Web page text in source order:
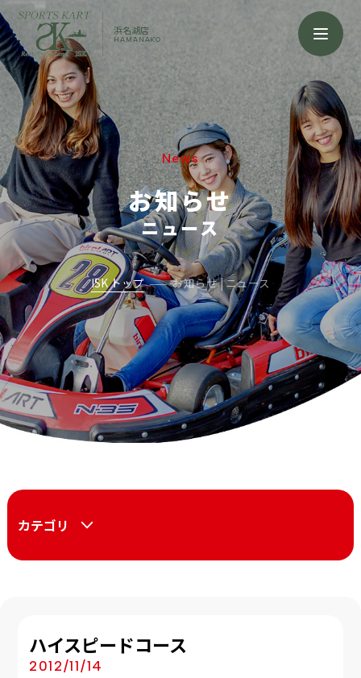
浜名湖店
HAMANAKO
News
お知らせ
ニュース
ISK トップ お知らせ | ニュース
カテゴリ
ハイスピードコース
2012/11/14